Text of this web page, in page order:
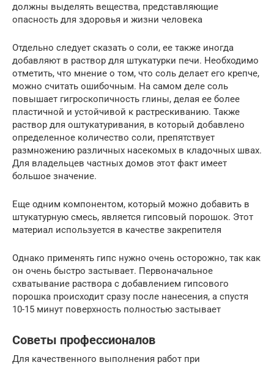
должны выделять вещества, представляющие
опасность для здоровья и жизни человека
Отдельно следует сказать о соли, ее также иногда
добавляют в раствор для штукатурки печи. Необходимо
отметить, что мнение о том, что соль делает его крепче,
можно считать ошибочным. На самом деле соль
повышает гигроскопичность глины, делая ее более
пластичной и устойчивой к растрескиванию. Также
раствор для оштукатуривания, в который добавлено
определенное количество соли, препятствует
размножению различных насекомых в кладочных швах.
Для владельцев частных домов этот факт имеет
большое значение.
Еще одним компонентом, который можно добавить в
штукатурную смесь, является гипсовый порошок. Этот
материал используется в качестве закрепителя
Однако применять гипс нужно очень осторожно, так как
он очень быстро застывает. Первоначальное
схватывание раствора с добавлением гипсового
порошка происходит сразу после нанесения, а спустя
10-15 минут поверхность полностью застывает
Советы профессионалов
Для качественного выполнения работ при